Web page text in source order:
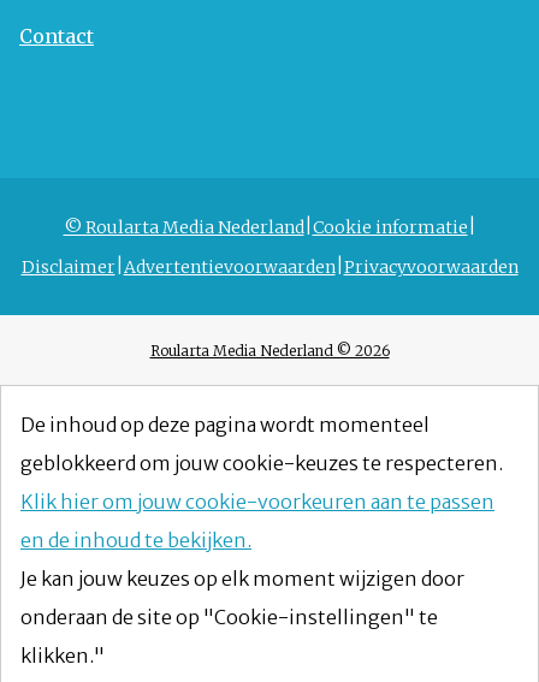
Contact
© Roularta Media Nederland Cookie informatie
Disclaimer Advertentievoorwaarden Privacyvoorwaarden
Roularta Media Nederland © 2026
De inhoud op deze pagina wordt momenteel
geblokkeerd om jouw cookie-keuzes te respecteren.
Klik hier om jouw cookie-voorkeuren aan te passen
en de inhoud te bekijken.
Je kan jouw keuzes op elk moment wijzigen door
onderaan de site op "Cookie-instellingen" te
klikken."